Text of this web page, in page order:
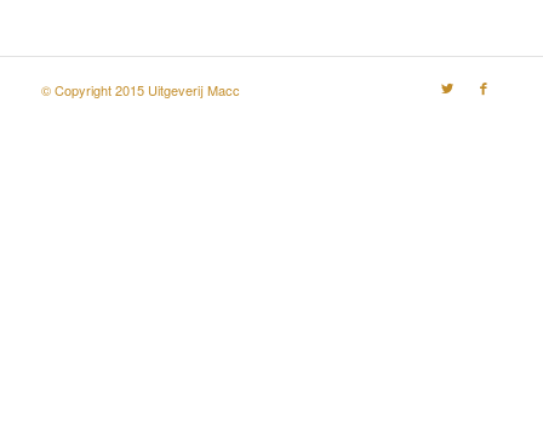
© Copyright 2015 Uitgeverij Macc